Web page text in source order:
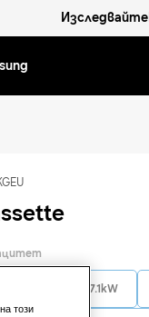
Изследвайте
7.1kW
този